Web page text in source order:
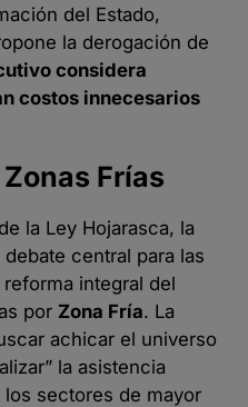
del Estado,
la derogación de
considera
costos innecesarios
Frías
la Ley Hojarasca, la
central para las
integral del
por Zona Fría. La
achicar el universo
la asistencia
sectores de mayor